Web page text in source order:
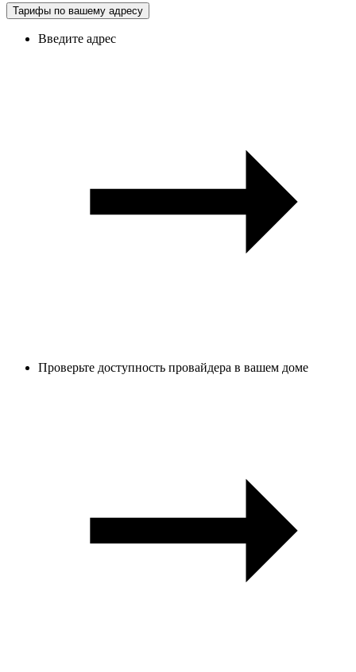
Тарифы по вашему адресу
Введите адрес
Проверьте доступность провайдера в вашем доме